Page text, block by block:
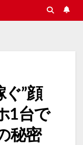
”顔
1台で
秘密